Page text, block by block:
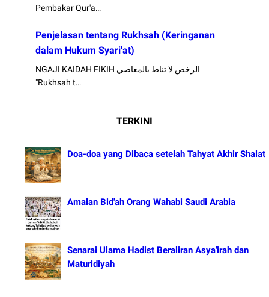
Pembakar Qur'a…
Penjelasan tentang Rukhsah (Keringanan
dalam Hukum Syari'at)
NGAJI KAIDAH FIKIH الرخص لا تناط بالمعاصي
"Rukhsah t…
TERKINI
Doa-doa yang Dibaca setelah Tahyat Akhir Shalat
Amalan Bid'ah Orang Wahabi Saudi Arabia
Senarai Ulama Hadist Beraliran Asya'irah dan
Maturidiyah